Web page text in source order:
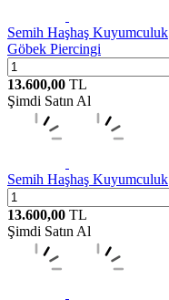
Semih Haşhaş Kuyumculuk
Göbek Piercingi
13.600,00 TL
Şimdi Satın Al
Semih Haşhaş Kuyumculuk
13.600,00 TL
Şimdi Satın Al